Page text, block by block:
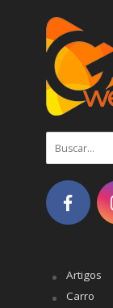
Artigos
Carro